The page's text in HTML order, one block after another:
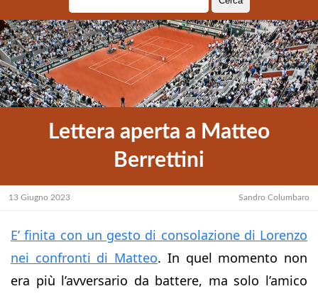
per:
Lettera aperta a Matteo
Berrettini
13 Giugno 2023 Sandro Columbaro
E’ finita con un gesto di consolazione di Lorenzo
nei confronti di Matteo. In quel momento non
era più l’avversario da battere, ma solo l’amico